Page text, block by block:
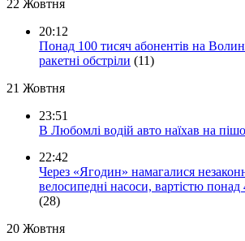
22 Жовтня
20:12
Понад 100 тисяч абонентів на
ракетні обстріли (11)
21 Жовтня
23:51
В Любомлі водій авто наїхав на
22:42
Через «Ягодин» намагалися
велосипедні насоси, вартістю
(28)
20 Жовтня